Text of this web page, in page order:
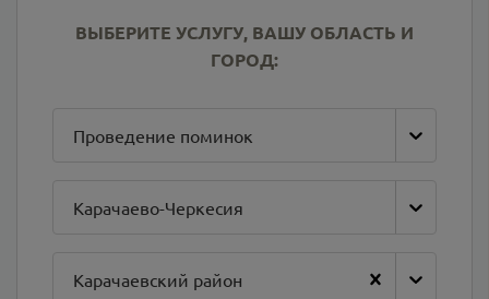
ВЫБЕРИТЕ УСЛУГУ, ВАШУ ОБЛАСТЬ И
ГОРОД:
Проведение поминок
Карачаево-Черкесия
Карачаевский район